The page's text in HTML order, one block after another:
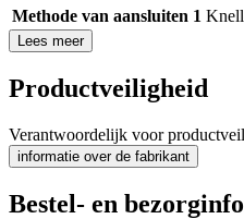
Methode van aansluiten 1
Lees meer
Productveiligheid
Verantwoordelijk voor
informatie over de fabrikant
Bestel- en